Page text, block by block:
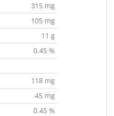
315 mg
105 mg
11 g
0.45 %
118 mg
45 mg
0.45 %